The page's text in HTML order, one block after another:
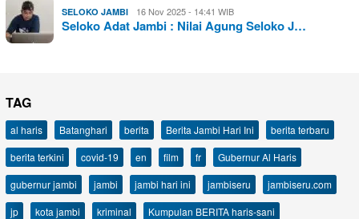
SELOKO JAMBI 16 Nov 2025 - 14:41 WIB
Seloko Adat Jambi : Nilai Agung Seloko J…
TAG
al haris Batanghari berita Berita Jambi Hari Ini
berita terbaru
berita terkini
covid-19 en film fr
Gubernur Al Haris
gubernur jambi
jambi jambi hari ini jambiseru
jambiseru.com
jp
kota jambi kriminal
Kumpulan BERITA haris-sani